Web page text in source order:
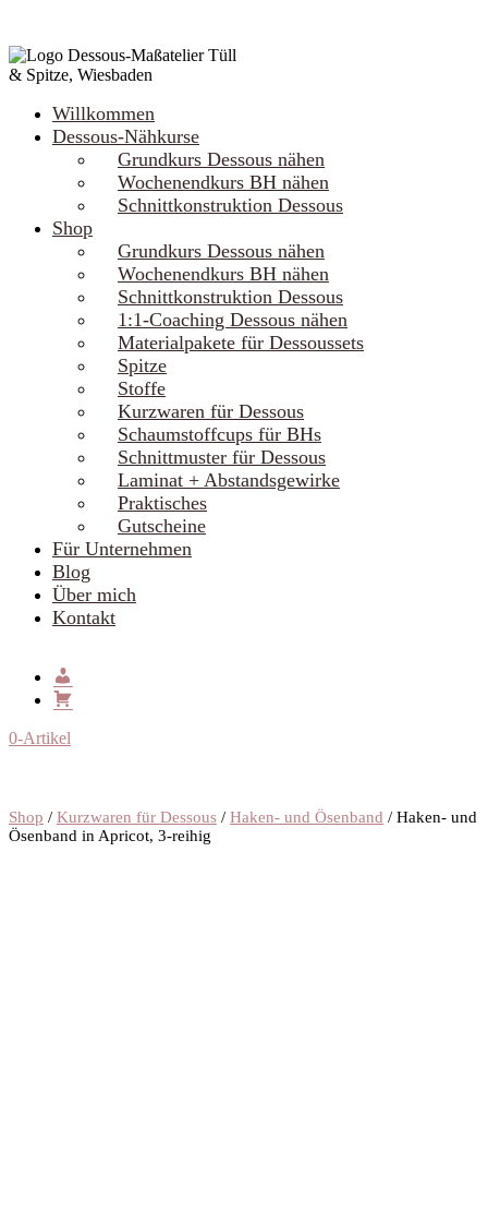
Willkommen
Dessous-Nähkurse
Grundkurs Dessous nähen
Wochenendkurs BH nähen
Schnittkonstruktion Dessous
Shop
Grundkurs Dessous nähen
Wochenendkurs BH nähen
Schnittkonstruktion Dessous
1:1-Coaching Dessous nähen
Materialpakete für Dessoussets
Spitze
Stoffe
Kurzwaren für Dessous
Schaumstoffcups für BHs
Schnittmuster für Dessous
Laminat + Abstandsgewirke
Praktisches
Gutscheine
Für Unternehmen
Blog
Über mich
Kontakt
0-Artikel
Shop / Kurzwaren für Dessous / Haken- und Ösenband / Haken- und
Ösenband in Apricot, 3-reihig